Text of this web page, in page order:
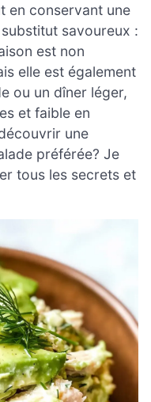
en conservant une
savoureux :
est non
elle est également
ou un dîner léger,
et faible en
une
préférée? Je
tous les secrets et